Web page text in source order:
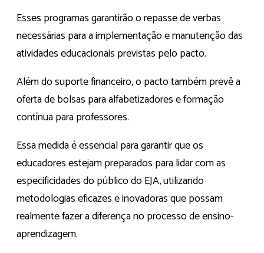
Esses programas garantirão o repasse de verbas
necessárias para a implementação e manutenção das
atividades educacionais previstas pelo pacto.
Além do suporte financeiro, o pacto também prevê a
oferta de bolsas para alfabetizadores e formação
contínua para professores.
Essa medida é essencial para garantir que os
educadores estejam preparados para lidar com as
especificidades do público do EJA, utilizando
metodologias eficazes e inovadoras que possam
realmente fazer a diferença no processo de ensino-
aprendizagem.